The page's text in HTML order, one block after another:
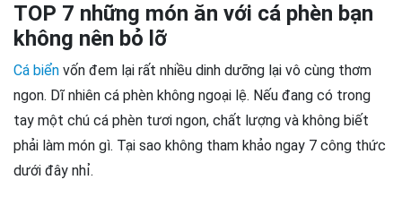
TOP 7 những món ăn với cá phèn bạn
không nên bỏ lỡ
Cá biển vốn đem lại rất nhiều dinh dưỡng lại vô cùng thơm
ngon. Dĩ nhiên cá phèn không ngoại lệ. Nếu đang có trong
tay một chú cá phèn tươi ngon, chất lượng và không biết
phải làm món gì. Tại sao không tham khảo ngay 7 công thức
dưới đây nhỉ.